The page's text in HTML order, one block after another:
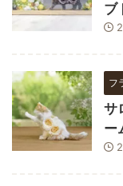
ブ
フ
サ
ー